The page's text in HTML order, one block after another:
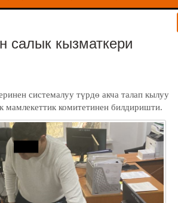
салык кызматкери
системалуу түрдө акча талап кылуу
мамлекеттик комитетинен билдиришти.